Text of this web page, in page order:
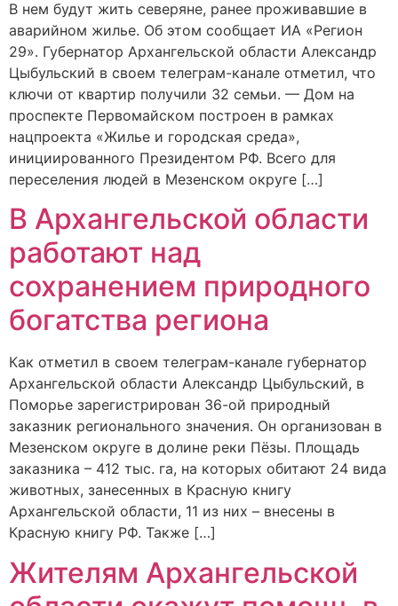
В нем будут жить северяне, ранее проживавшие в
аварийном жилье. Об этом сообщает ИА «Регион
29». Губернатор Архангельской области Александр
Цыбульский в своем телеграм-канале отметил, что
ключи от квартир получили 32 семьи. — Дом на
проспекте Первомайском построен в рамках
нацпроекта «Жилье и городская среда»,
инициированного Президентом РФ. Всего для
переселения людей в Мезенском округе […]
В Архангельской области
работают над
сохранением природного
богатства региона
Как отметил в своем телеграм-канале губернатор
Архангельской области Александр Цыбульский, в
Поморье зарегистрирован 36-ой природный
заказник регионального значения. Он организован в
Мезенском округе в долине реки Пёзы. Площадь
заказника – 412 тыс. га, на которых обитают 24 вида
животных, занесенных в Красную книгу
Архангельской области, 11 из них – внесены в
Красную книгу РФ. Также […]
Жителям Архангельской